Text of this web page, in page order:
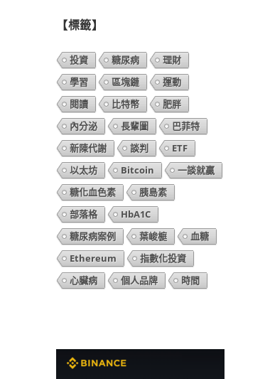
【標籤】
投資 糖尿病
理財
學習
區塊鏈
運動
閱讀
比特幣
肥胖
內分泌
長輩圖
巴菲特
新陳代謝
談判
ETF
以太坊
Bitcoin
一談就贏
糖化血色素
胰島素
部落格
HbA1C
糖尿病案例
葉峻榳
血糖
Ethereum
指數化投資
心臟病
個人品牌 時間